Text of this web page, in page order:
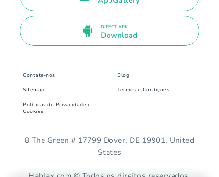
DIRECT APK
Download
Contate-nos Blog
Sitemap Termos e Condições
Políticas de Privacidade e
Cookies
8 The Green # 17799 Dover, DE 19901. United
States